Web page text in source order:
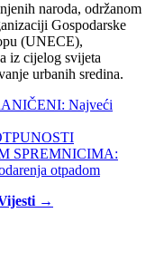
naroda, održanom
Gospodarske
(UNECE),
iz cijelog svijeta
urbanih sredina.
Najveći
SPREMNICIMA:
otpadom
→